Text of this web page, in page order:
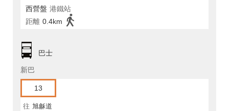
西營盤 港鐵站
距離 0.4km
巴士
新巴
13
往 旭龢道